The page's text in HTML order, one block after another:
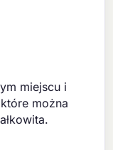
miejscu i
można